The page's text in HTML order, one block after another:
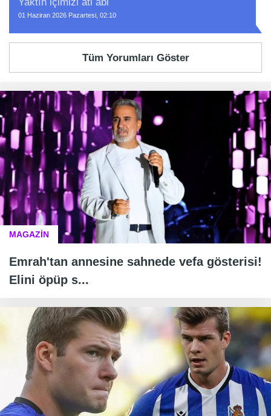
01 Haziran 2026 Pazartesi, 02:10
Tüm Yorumları Göster
MAGAZİN
Emrah'tan annesine sahnede vefa gösterisi!
Elini öpüp s...